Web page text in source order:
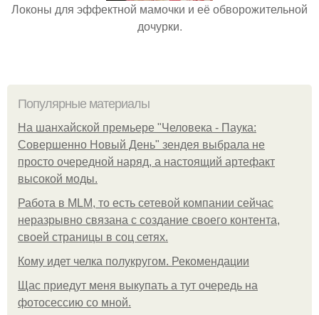
Локоны для эффектной мамочки и её обворожительной
дочурки.
Популярные материалы
На шанхайской премьере "Человека - Паука:
Совершенно Новый День" зендея выбрала не
просто очередной наряд, а настоящий артефакт
высокой моды.
Работа в MLM, то есть сетевой компании сейчас
неразрывно связана с создание своего контента,
своей страницы в соц сетях.
Кому идет челка полукругом. Рекомендации
Щас приедут меня выкупать а тут очередь на
фотосессию со мной.